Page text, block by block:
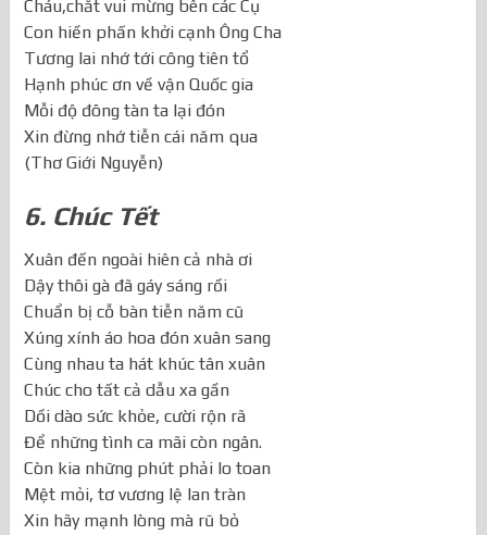
Cuộc sống tưng bừng tựa pháo hoa
Cháu,chắt vui mừng bên các Cụ
Con hiền phấn khởi cạnh Ông Cha
Tương lai nhớ tới công tiên tổ
Hạnh phúc ơn về vận Quốc gia
Mỗi độ đông tàn ta lại đón
Xin đừng nhớ tiễn cái năm qua
Xuân đến ngoài hiên cả nhà ơi
Dậy thôi gà đã gáy sáng rồi
Chuẩn bị cỗ bàn tiễn năm cũ
Xúng xính áo hoa đón xuân sang
Cùng nhau ta hát khúc tân xuân
Chúc cho tất cả dẫu xa gần
Dồi dào sức khỏe, cười rộn rã
Để những tình ca mãi còn ngân.
Còn kia những phút phải lo toan
Mệt mỏi, tơ vương lệ lan tràn